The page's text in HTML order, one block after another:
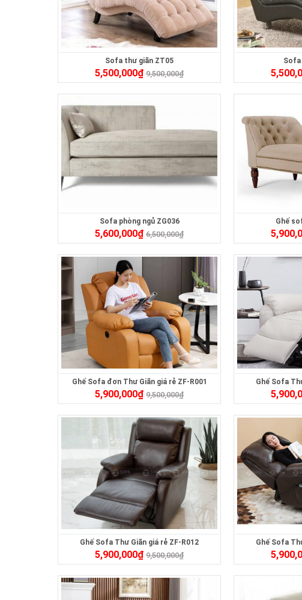
Sofa thư giãn ZT05
5,500,000₫ 9,500,000₫
Sofa
Sofa phòng ngủ ZG036
5,600,000₫ 6,500,000₫
Ghế
Ghế Sofa đơn Thư Giãn giá rẻ ZF-R001
5,900,000₫ 9,500,000₫
Ghế Sofa
Ghế Sofa Thư Giãn giá rẻ ZF-R012
5,900,000₫ 9,500,000₫
Ghế Sofa